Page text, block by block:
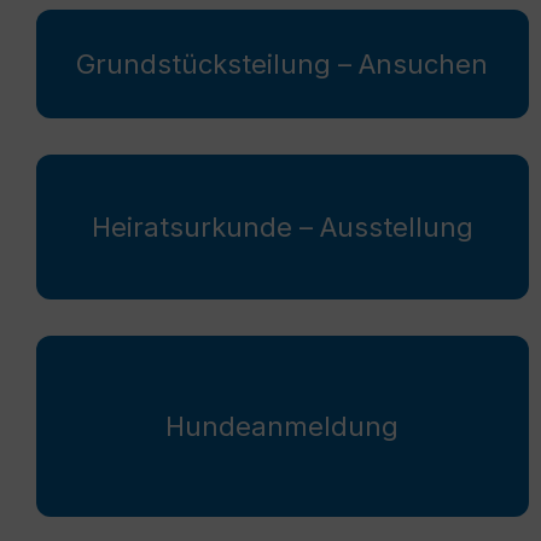
Grundstücksteilung – Ansuchen
Heiratsurkunde – Ausstellung
Hundeanmeldung